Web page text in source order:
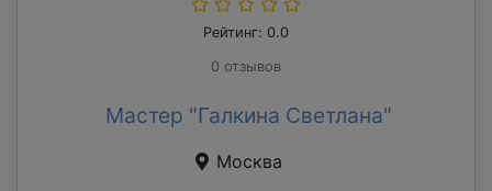
Рейтинг: 0.0
0 отзывов
Мастер "Галкина Светлана"
Москва